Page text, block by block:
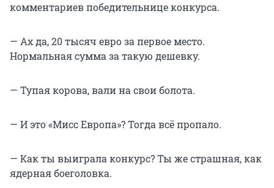
комментариев победительнице конкурса.
— Ах да, 20 тысяч евро за первое место.
Нормальная сумма за такую дешевку.
— Тупая корова, вали на свои болота.
— И это «Мисс Европа»? Тогда всё пропало.
— Как ты выиграла конкурс? Ты же страшная, как
ядерная боеголовка.